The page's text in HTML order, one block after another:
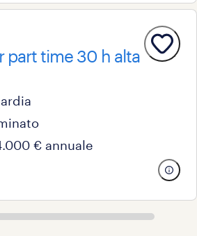
part time 30 h alta
€ annuale